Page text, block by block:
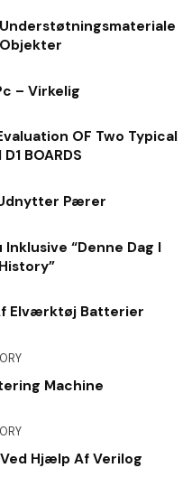
– Virkelig
OF Two Typical
BOARDS
Pærer
“denne Dag I
​​elværktøj Batterier
Machine
Hjælp Af Verilog